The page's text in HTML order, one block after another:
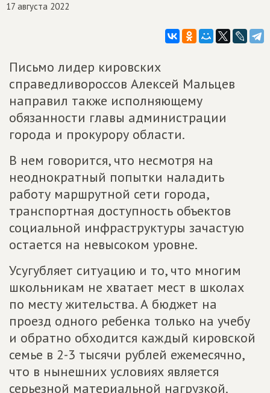
17 августа 2022
Письмо лидер кировских
справедливороссов Алексей Мальцев
направил также исполняющему
обязанности главы администрации
города и прокурору области.
В нем говорится, что несмотря на
неоднократный попытки наладить
работу маршрутной сети города,
транспортная доступность объектов
социальной инфраструктуры зачастую
остается на невысоком уровне.
Усугубляет ситуацию и то, что многим
школьникам не хватает мест в школах
по месту жительства. А бюджет на
проезд одного ребенка только на учебу
и обратно обходится каждый кировской
семье в 2-3 тысячи рублей ежемесячно,
что в нынешних условиях является
серьезной материальной нагрузкой.